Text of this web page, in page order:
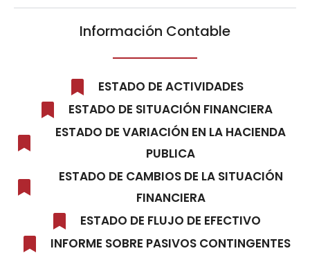
Información Contable
ESTADO DE ACTIVIDADES
ESTADO DE SITUACIÓN FINANCIERA
ESTADO DE VARIACIÓN EN LA HACIENDA
PUBLICA
ESTADO DE CAMBIOS DE LA SITUACIÓN
FINANCIERA
ESTADO DE FLUJO DE EFECTIVO
INFORME SOBRE PASIVOS CONTINGENTES